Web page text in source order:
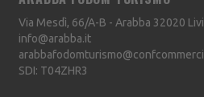
Via Mesdì, 66/A-B - Arabba 32020
info@arabba.it
SDI: T04ZHR3